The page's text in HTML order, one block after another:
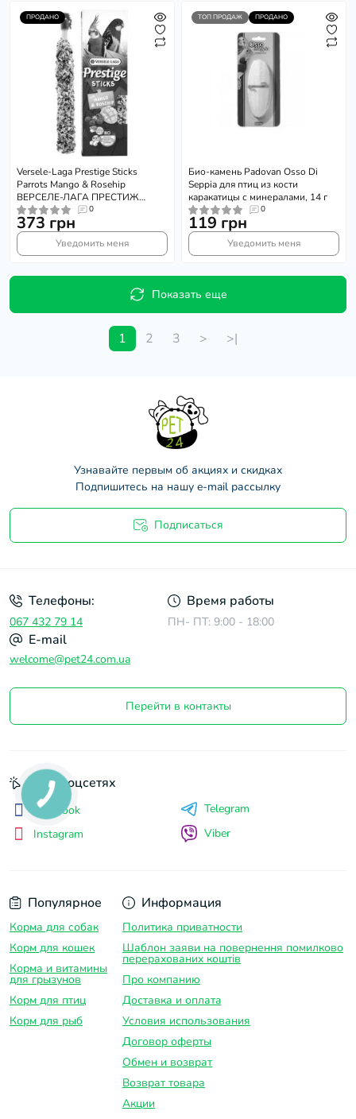
ПРОДАНО
Versele-Laga Prestige Sticks
Parrots Mango & Rosehip
ВЕРСЕЛЕ-ЛАГА ПРЕСТИЖ
МАНГО И ШИПШИНА
лакомства для больших и
средних попугаев 2х70г
0
373 грн
Уведомить меня
ТОП ПРОДАЖ ПРОДАНО
Био-камень Padovan Osso Di
Seppia для птиц из кости
каракатицы с минералами, 14 г
0
119 грн
Уведомить меня
Показать еще
1 2 3 > >|
Узнавайте первым об акциях и скидках
Подпишитесь на нашу e-mail рассылку
Подписаться
Телефоны:
067 432 79 14
Время работы
ПН- ПТ: 9:00 - 18:00
E-mail
welcome@pet24.com.ua
Перейти в контакты
Популярное
Корма для собак
Корм для кошек
Корма и витамины
для грызунов
Корм для птиц
Корм для рыб
Информация
Политика приватности
Шаблон заяви на повернення помилково
перерахованих коштів
Про компанию
Доставка и оплатa
Условия использования
Договор оферты
Обмен и возврат
Возврат товара
Акции
Мы в соцсетях
Facebook
Instagram
Telegram
Viber